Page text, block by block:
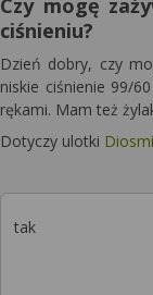
Czy mogę
ciśnieniu?
Dzień dobry, czy
niskie ciśnienie 99/
rękami. Mam też
Dotyczy ulotki
tak